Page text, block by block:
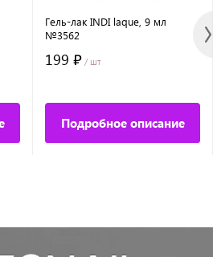
Гель-лак INDI laque, 9 мл
№3562
199 ₽ / шт
Подробное описание